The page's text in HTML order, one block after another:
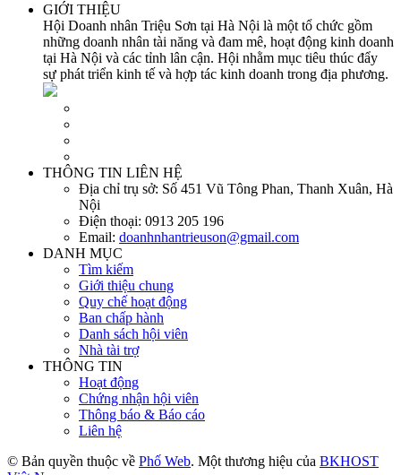
GIỚI THIỆU
Hội Doanh nhân Triệu Sơn tại Hà Nội là một tổ chức gồm
những doanh nhân tài năng và đam mê, hoạt động kinh doanh
tại Hà Nội và các tỉnh lân cận. Hội nhằm mục tiêu thúc đẩy
sự phát triển kinh tế và hợp tác kinh doanh trong địa phương.
THÔNG TIN LIÊN HỆ
Địa chỉ trụ sở: Số 451 Vũ Tông Phan, Thanh Xuân, Hà
Nội
Điện thoại: 0913 205 196
Email: doanhnhantrieuson@gmail.com
DANH MỤC
Tìm kiếm
Giới thiệu chung
Quy chế hoạt động
Ban chấp hành
Danh sách hội viên
Nhà tài trợ
THÔNG TIN
Hoạt động
Chứng nhận hội viên
Thông báo & Báo cáo
Liên hệ
© Bản quyền thuộc về Phố Web. Một thương hiệu của BKHOST